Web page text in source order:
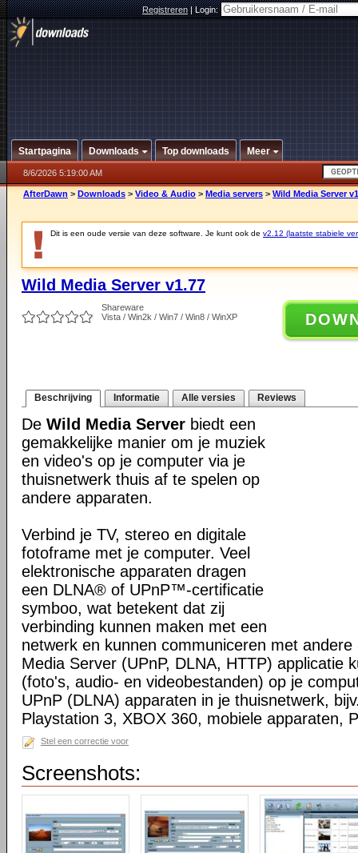
Registreren|Login:
Startpagina Downloads Top downloads Meer
8/6/2026 5:19:00 AM
AfterDawn > Downloads > Video & Audio > Media servers > Wild Media Server
Dit is een oude versie van deze software. Je kunt ook de v2.12 (laatste stabiele
Wild Media Server v1.77
Shareware
Vista / Win2k / Win7 / Win8 / WinXP
Beschrijving Informatie Alle versies Reviews
De Wild Media Server biedt een
gemakkelijke manier om je muziek
en video's op je computer via je
thuisnetwerk thuis af te spelen op
andere apparaten.
Verbind je TV, stereo en digitale
fotoframe met je computer. Veel
elektronische apparaten dragen
een DLNA® of UPnP™-certificatie
symboo, wat betekent dat zij
verbinding kunnen maken met een
netwerk en kunnen communiceren met
Media Server (UPnP, DLNA, HTTP) applicatie
(foto's, audio- en videobestanden) op je
UPnP (DLNA) apparaten in je thuisnetwerk,
Playstation 3, XBOX 360, mobiele apparaten,
Stel een correctie voor
Screenshots: